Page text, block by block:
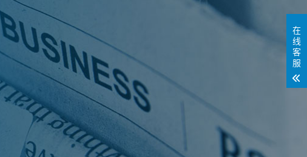
在
线
客
服